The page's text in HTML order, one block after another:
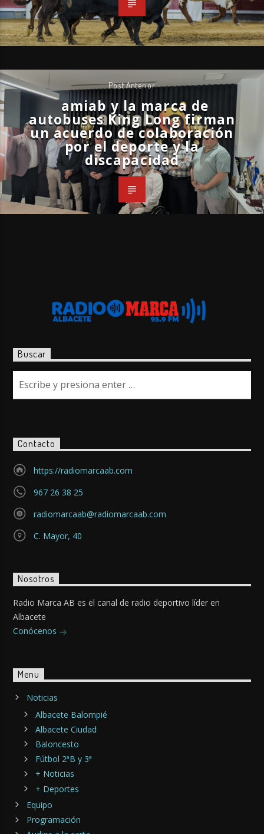
Post Anterior
amiab y la marca de
autobuses King Long firman
un acuerdo de colaboración
por el deporte y la
discapacidad
Buscar
Contacto
https://radiomarcaab.com
967 26 38 25
radiomarcaab@radiomarcaab.com
C. Mayor, 40
Nosotros
Radio Marca AB es el canal de radio deportivo líder en
Albacete
Conócenos
Menu
Noticias
Albacete Balompié
Albacete Ciudad
Baloncesto
Fútbol 2ªB y 3ª
+ Noticias
+ Deportes
Equipo
Programación